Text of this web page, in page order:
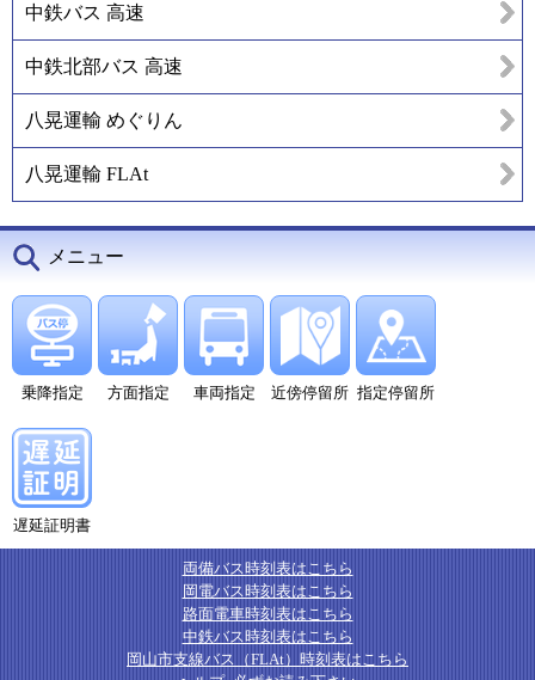
中鉄バス 高速
中鉄北部バス 高速
八晃運輸 めぐりん
八晃運輸 FLAt
メニュー
乗降指定 方面指定 車両指定 近傍停留所 指定停留所
遅延証明書
両備バス時刻表はこちら
岡電バス時刻表はこちら
路面電車時刻表はこちら
中鉄バス時刻表はこちら
岡山市支線バス（FLAt）時刻表はこちら